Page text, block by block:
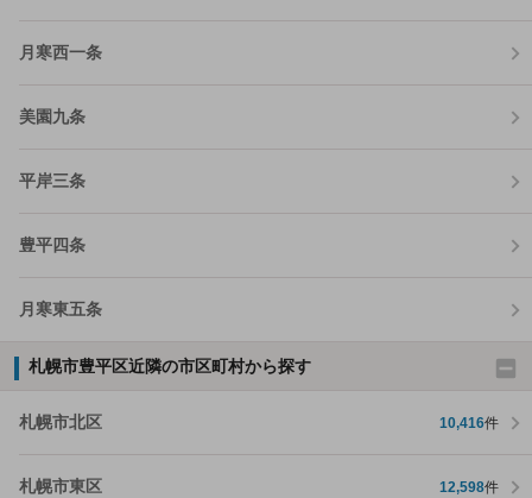
月寒西一条
美園九条
平岸三条
豊平四条
月寒東五条
札幌市豊平区近隣の市区町村から探す
札幌市北区 10,416件
札幌市東区 12,598件